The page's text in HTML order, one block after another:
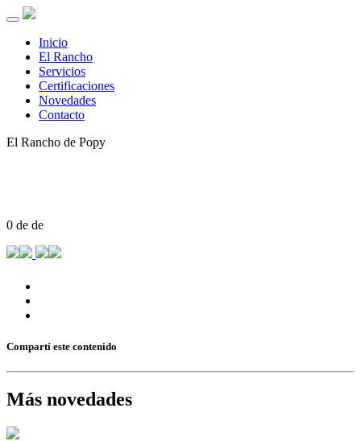
Inicio
El Rancho
Servicios
Certificaciones
Novedades
Contacto
El Rancho de Popy
0 de de
Compartí este contenido
Más novedades